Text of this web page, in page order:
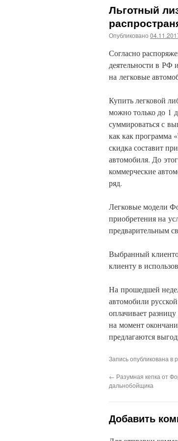
Льготный
Опубликовано
Согласно
деятельности в РФ
на легковые
Купить легковой
можно только до 1
суммироваться с
как как программа
скидка составит
автомобиля. До
коммерческие
ряд.
Легковые модели
приобретения на
предварительным
Выбранный
клиенту в
На прошедшей
автомобили
оплачивает
на момент
предлагаются
Запись опубликована в
← Разумная кепка от
дальнобойщика
Добавить